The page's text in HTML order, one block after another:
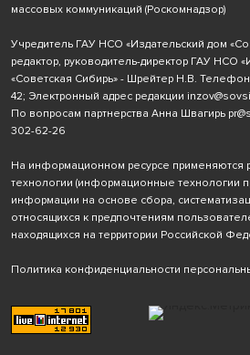
массовых коммуникаций (Роскомнадзор)
Учредитель ГАУ НСО «Издательский дом
редактор, руководитель-директор ГАУ НСО
«Советская Сибирь» - Шрейтер Н.В.
42; Электронный адрес редакции
По вопросам партнерства Анна Швагирь
302-62-26
На информационном ресурсе применяются
технологии (информационные технологии
информации на основе сбора,
относящихся к предпочтениям
находящихся на территории Российской
Политика конфиденциальности